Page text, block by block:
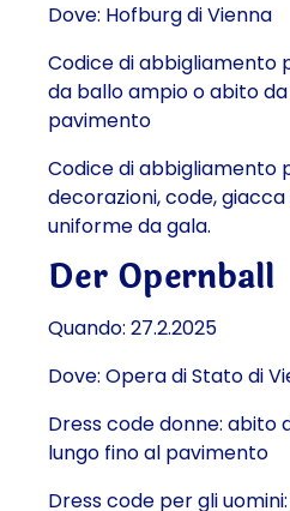
Dove: Hofburg di Vienna
Codice di abbigliamento
da ballo ampio o abito
pavimento
Codice di abbigliamento
decorazioni, code,
uniforme da gala.
Der Opernball
Quando: 27.2.2025
Dove: Opera di Stato di
Dress code donne: abito
lungo fino al pavimento
Dress code per gli